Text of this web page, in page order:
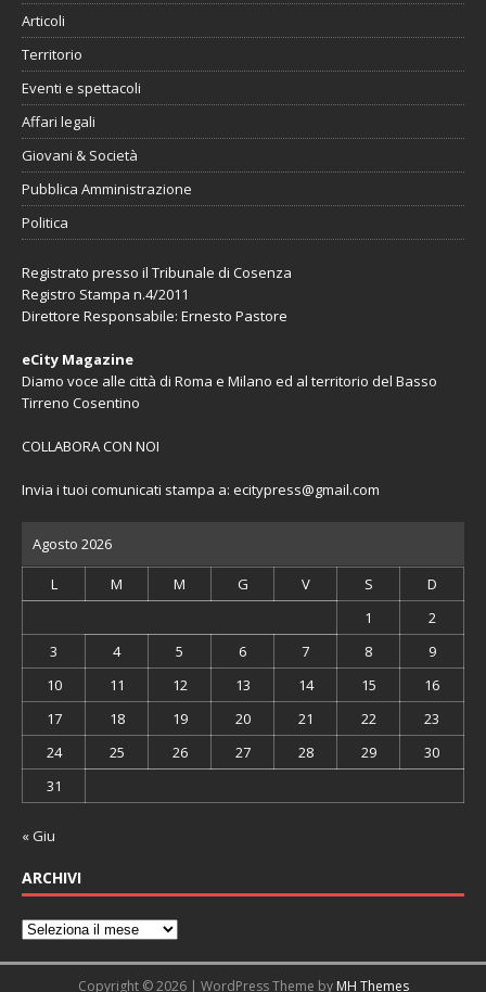
Articoli
Territorio
Eventi e spettacoli
Affari legali
Giovani & Società
Pubblica Amministrazione
Politica
Registrato presso il Tribunale di Cosenza
Registro Stampa n.4/2011
Direttore Responsabile: Ernesto Pastore
eCity Magazine
Diamo voce alle città di Roma e Milano ed al territorio del Basso
Tirreno Cosentino
COLLABORA CON NOI
Invia i tuoi comunicati stampa a: ecitypress@gmail.com
Agosto 2026
L M M G V S
D
1
2
3
4 5 6 7 8
9
10
11 12 13 14 15
16
17
18 19 20 21 22
23
24
25 26 27 28 29
30
31
« Giu
ARCHIVI
Copyright © 2026 | WordPress Theme by MH Themes